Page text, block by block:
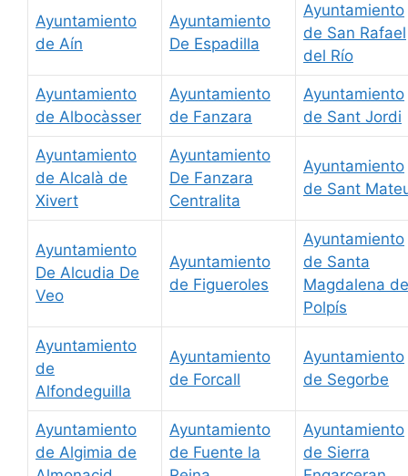
Ayuntamiento
de Aín
Ayuntamiento
De Espadilla
Ayuntamiento
de San Rafael
del Río
Ayuntamiento
de Albocàsser
Ayuntamiento
de Fanzara
Ayuntamiento
de Sant Jordi
Ayuntamiento
de Alcalà de
Xivert
Ayuntamiento
De Fanzara
Centralita
Ayuntamiento
de Sant
Ayuntamiento
De Alcudia De
Veo
Ayuntamiento
de Figueroles
Ayuntamiento
de Santa
Magdalena de
Polpís
Ayuntamiento
de
Alfondeguilla
Ayuntamiento
de Forcall
Ayuntamiento
de Segorbe
Ayuntamiento
de Algimia de
Ayuntamiento
de Fuente la
Ayuntamiento
de Sierra